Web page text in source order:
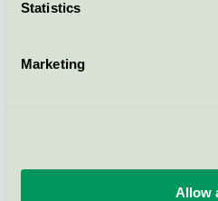
Statistics
Marketing
Allow